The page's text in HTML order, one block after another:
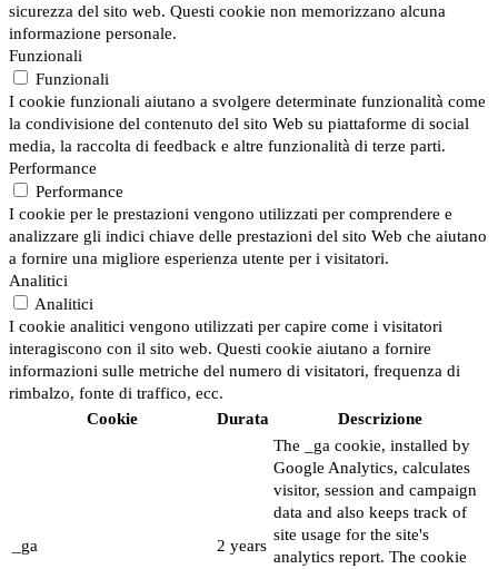
sicurezza del sito web. Questi cookie non memorizzano alcuna
informazione personale.
Funzionali
Funzionali
I cookie funzionali aiutano a svolgere determinate funzionalità come
la condivisione del contenuto del sito Web su piattaforme di social
media, la raccolta di feedback e altre funzionalità di terze parti.
Performance
Performance
I cookie per le prestazioni vengono utilizzati per comprendere e
analizzare gli indici chiave delle prestazioni del sito Web che aiutano
a fornire una migliore esperienza utente per i visitatori.
Analitici
Analitici
I cookie analitici vengono utilizzati per capire come i visitatori
interagiscono con il sito web. Questi cookie aiutano a fornire
informazioni sulle metriche del numero di visitatori, frequenza di
rimbalzo, fonte di traffico, ecc.
Cookie
Durata Descrizione
_ga 2 years
The _ga cookie, installed by
Google Analytics, calculates
visitor, session and campaign
data and also keeps track of
site usage for the site's
analytics report. The cookie